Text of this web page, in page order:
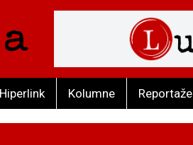
Hiperlink Kolumne Reportaže